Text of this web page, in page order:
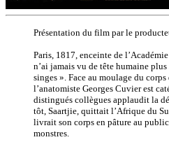
Présentation du film par le
Paris, 1817, enceinte de
n’ai jamais vu de tête humaine
singes ». Face au moulage du corps
l’anatomiste Georges Cuvier est
distingués collègues applaudit la
tôt, Saartjie, quittait l’Afrique du
livrait son corps en pâture au
monstres.